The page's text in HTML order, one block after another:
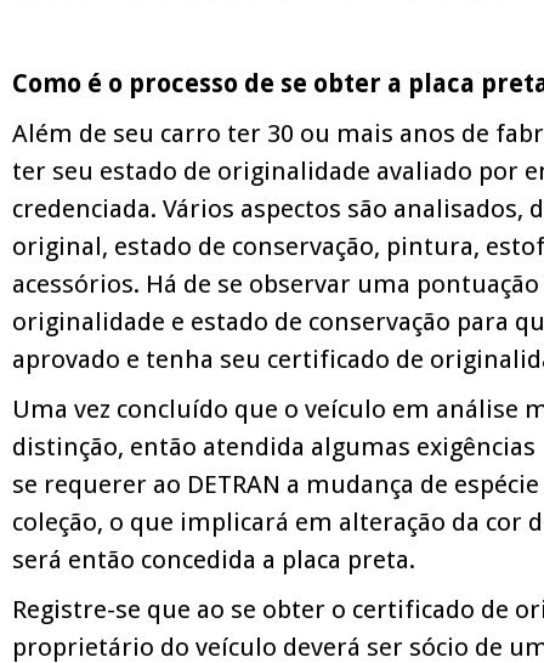
Como é o processo de se obter a placa
Além de seu carro ter 30 ou mais anos de
ter seu estado de originalidade avaliado por
credenciada. Vários aspectos são analisados,
original, estado de conservação, pintura,
acessórios. Há de se observar uma
originalidade e estado de conservação para
aprovado e tenha seu certificado de
Uma vez concluído que o veículo em análise
distinção, então atendida algumas
se requerer ao DETRAN a mudança de
coleção, o que implicará em alteração da cor
será então concedida a placa preta.
Registre-se que ao se obter o certificado de
proprietário do veículo deverá ser sócio de